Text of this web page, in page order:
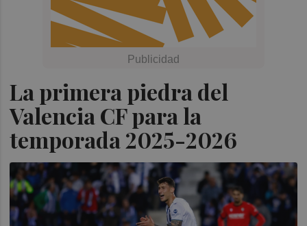
La primera piedra del
Valencia CF para la
temporada 2025-2026